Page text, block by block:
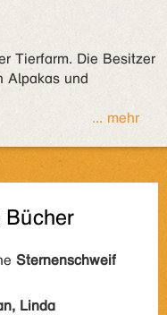
Tierfarm. Die Besitzer
Alpakas und
... mehr
Sternenschweif
Linda